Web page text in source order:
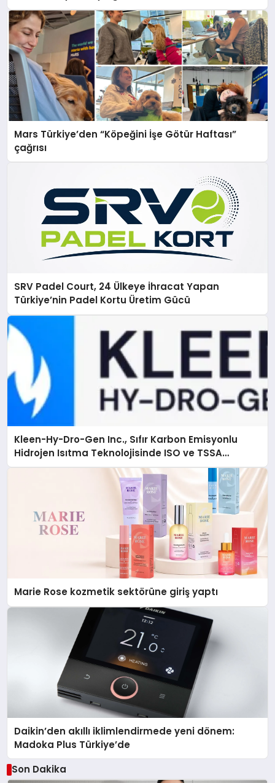
Mars Türkiye’den “Köpeğini İşe Götür Haftası”
çağrısı
SRV Padel Court, 24 Ülkeye İhracat Yapan
Türkiye’nin Padel Kortu Üretim Gücü
Kleen-Hy-Dro-Gen Inc., Sıfır Karbon Emisyonlu
Hidrojen Isıtma Teknolojisinde ISO ve TSSA
Düzenleyici Onaylarını Aldı
Marie Rose kozmetik sektörüne giriş yaptı
Daikin’den akıllı iklimlendirmede yeni dönem:
Madoka Plus Türkiye’de
Son Dakika